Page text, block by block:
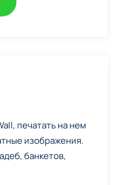
печатать на нем
изображения.
банкетов,